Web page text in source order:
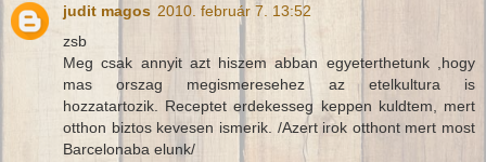
judit magos 2010. február 7. 13:52
zsb
Meg csak annyit azt hiszem abban egyeterthetunk ,hogy
mas orszag megismeresehez az etelkultura is
hozzatartozik. Receptet erdekesseg keppen kuldtem, mert
otthon biztos kevesen ismerik. /Azert irok otthont mert most
Barcelonaba elunk/